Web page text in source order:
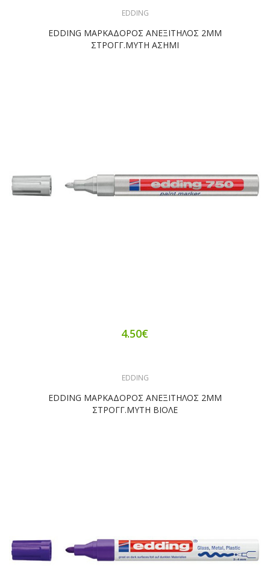
EDDING
EDDING ΜΑΡΚΑΔΟΡΟΣ ΑΝΕΞΙΤΗΛΟΣ 2ΜΜ
ΣΤΡΟΓΓ.ΜΥΤΗ ΑΣΗΜΙ
4.50€
EDDING
EDDING ΜΑΡΚΑΔΟΡΟΣ ΑΝΕΞΙΤΗΛΟΣ 2ΜΜ
ΣΤΡΟΓΓ.ΜΥΤΗ ΒΙΟΛΕ